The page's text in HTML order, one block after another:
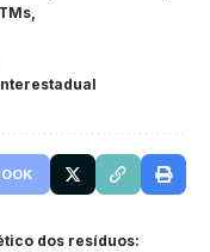
dos resíduos: